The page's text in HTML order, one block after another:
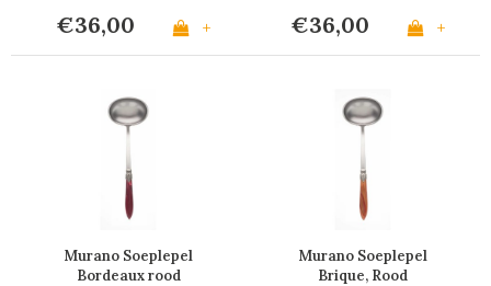
€36,00 + €36,00 +
Murano Soeplepel
Bordeaux rood
Murano Soeplepel
Brique, Rood